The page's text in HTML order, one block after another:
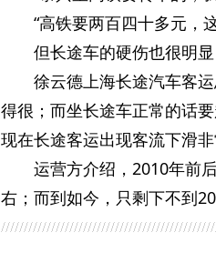
“高铁要两百四十多元，
但长途车的硬伤也很明
徐云德上海长途汽车客
得很；而坐长途车正常的话
现在长途客运出现客流下滑
运营方介绍，2010年前
右；而到如今，只剩下不到